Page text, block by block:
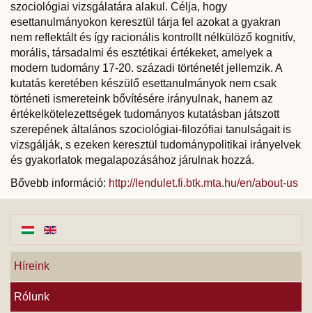
szociológiai vizsgálatára alakul. Célja, hogy
esettanulmányokon keresztül tárja fel azokat a gyakran
nem reflektált és így racionális kontrollt nélkülöző kognitív,
morális, társadalmi és esztétikai értékeket, amelyek a
modern tudomány 17-20. századi történetét jellemzik. A
kutatás keretében készülő esettanulmányok nem csak
történeti ismereteink bővítésére irányulnak, hanem az
értékelkötelezettségek tudományos kutatásban játszott
szerepének általános szociológiai-filozófiai tanulságait is
vizsgálják, s ezeken keresztül tudománypolitikai irányelvek
és gyakorlatok megalapozásához járulnak hozzá.
Bővebb információ: http://lendulet.fi.btk.mta.hu/en/about-us
Híreink
Rólunk